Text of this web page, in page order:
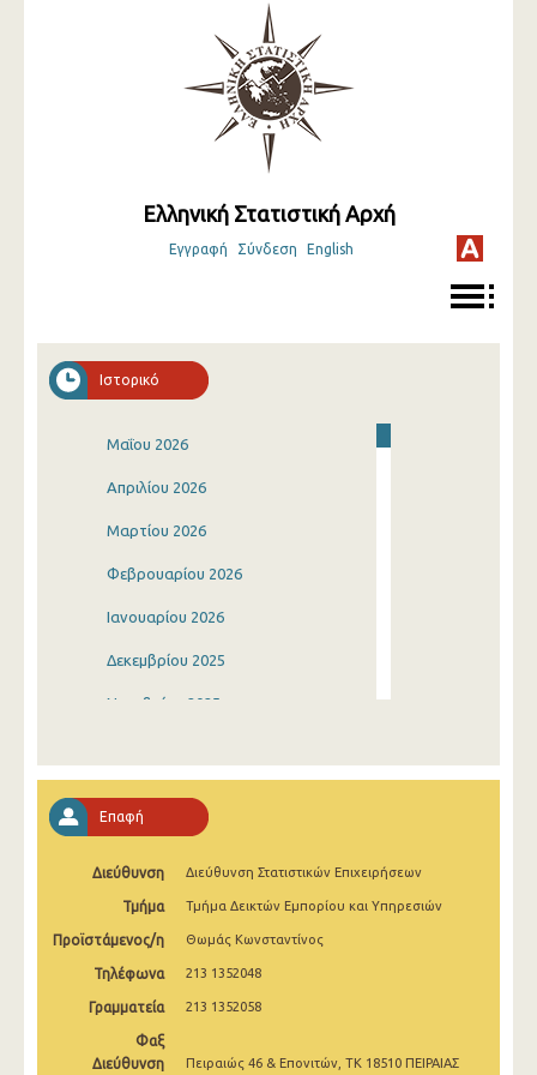
Ελληνική Στατιστική Αρχή
Εγγραφή Σύνδεση English
Ιστορικό
Μαΐου 2026
Απριλίου 2026
Μαρτίου 2026
Φεβρουαρίου 2026
Ιανουαρίου 2026
Δεκεμβρίου 2025
Νοεμβρίου 2025
Αυγούστου 2025
Ιουλίου 2025
Ιουνίου 2025
Μαΐου 2025
Απριλίου 2025
Μαρτίου 2025
Επαφή
Διεύθυνση Διεύθυνση Στατιστικών Επιχειρήσεων
Τμήμα Τμήμα Δεικτών Εμπορίου και Υπηρεσιών
Προϊστάμενος/η Θωμάς Κωνσταντίνος
Τηλέφωνα 213 1352048
Γραμματεία 213 1352058
Φαξ
Διεύθυνση
Πειραιώς 46 & Επονιτών, ΤΚ 18510 ΠΕΙΡΑΙΑΣ